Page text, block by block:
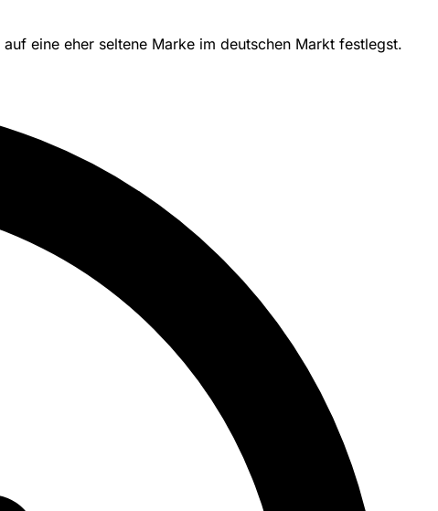
eine eher seltene Marke im deutschen Markt festlegst.